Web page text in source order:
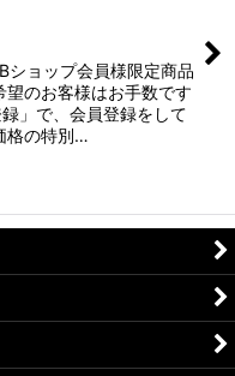
ショップ会員様限定商品
のお客様はお手数です
」で、会員登録をして
格の特別…